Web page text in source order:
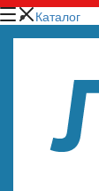
Каталог